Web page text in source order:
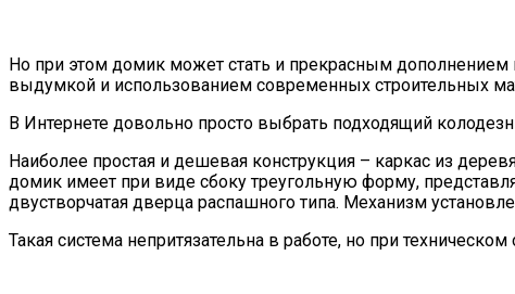
Но при этом домик может стать и прекрасным дополнением
выдумкой и использованием современных строительных
В Интернете довольно просто выбрать подходящий
Наиболее простая и дешевая конструкция – каркас из
домик имеет при виде сбоку треугольную форму,
двустворчатая дверца распашного типа. Механизм
Такая система непритязательна в работе, но при